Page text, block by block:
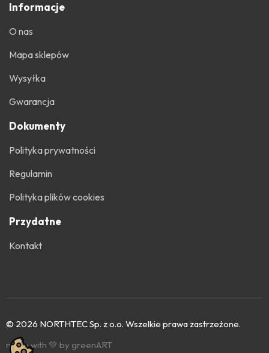
Informacje
O nas
Mapa sklepów
Wysyłka
Gwarancja
Dokumenty
Polityka prywatności
Regulamin
Polityka plików cookies
Przydatne
Kontakt
© 2026 NORTHTEC Sp. z o.o. Wszelkie prawa zastrzeżone.
made with 💚 by greenART